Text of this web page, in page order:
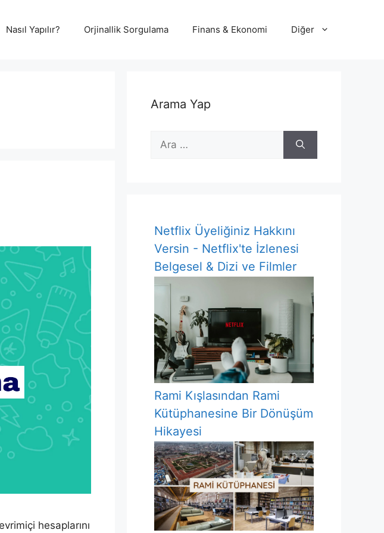
Nasıl Yapılır? Orjinallik Sorgulama Finans & Ekonomi Diğer
hesaplarını
Arama Yap
için
Netflix Üyeliğiniz Hakkını
Versin - Netflix'te İzlenesi
Belgesel & Dizi ve Filmler
Rami Kışlasından Rami
Kütüphanesine Bir Dönüşüm
Hikayesi